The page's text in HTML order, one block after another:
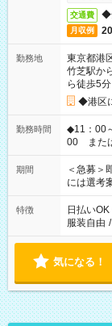
交通費 ◆
月収例
勤務地
東京都港
竹芝駅か
ら徒歩5分
◆港区
勤務時間
◆11：00
00 または 11：
ば前職が
スタッフ
業界から
期間
＜急募＞
には選考
特徴 日払いOK
服装自由 /
気になる！